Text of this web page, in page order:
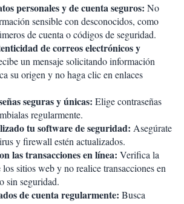
personales y de cuenta seguros: No
sensible con desconocidos, como
de cuenta o códigos de seguridad.
de correos electrónicos y
un mensaje solicitando información
su origen y no haga clic en enlaces
seguras y únicas: Elige contraseñas
regularmente.
tu software de seguridad: Asegúrate
y firewall estén actualizados.
las transacciones en línea: Verifica la
sitios web y no realice transacciones en
sin seguridad.
de cuenta regularmente: Busca